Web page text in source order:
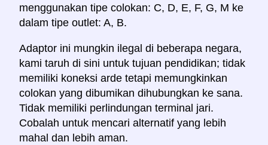
menggunakan tipe colokan: C, D, E, F, G, M ke
dalam tipe outlet: A, B.
Adaptor ini mungkin ilegal di beberapa negara,
kami taruh di sini untuk tujuan pendidikan; tidak
memiliki koneksi arde tetapi memungkinkan
colokan yang dibumikan dihubungkan ke sana.
Tidak memiliki perlindungan terminal jari.
Cobalah untuk mencari alternatif yang lebih
mahal dan lebih aman.